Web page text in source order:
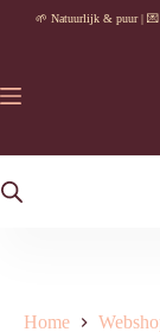
🌱 Natuurlijk & puur | 💌
Home